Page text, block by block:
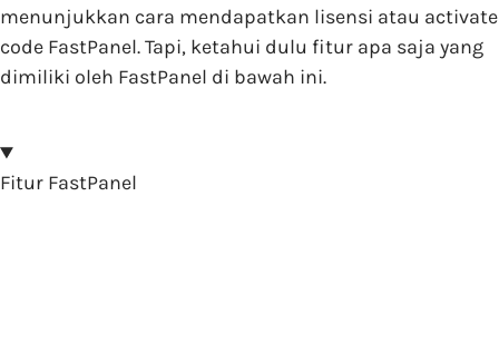
menunjukkan cara mendapatkan lisensi atau activate
code FastPanel. Tapi, ketahui dulu fitur apa saja yang
dimiliki oleh FastPanel di bawah ini.
Fitur FastPanel